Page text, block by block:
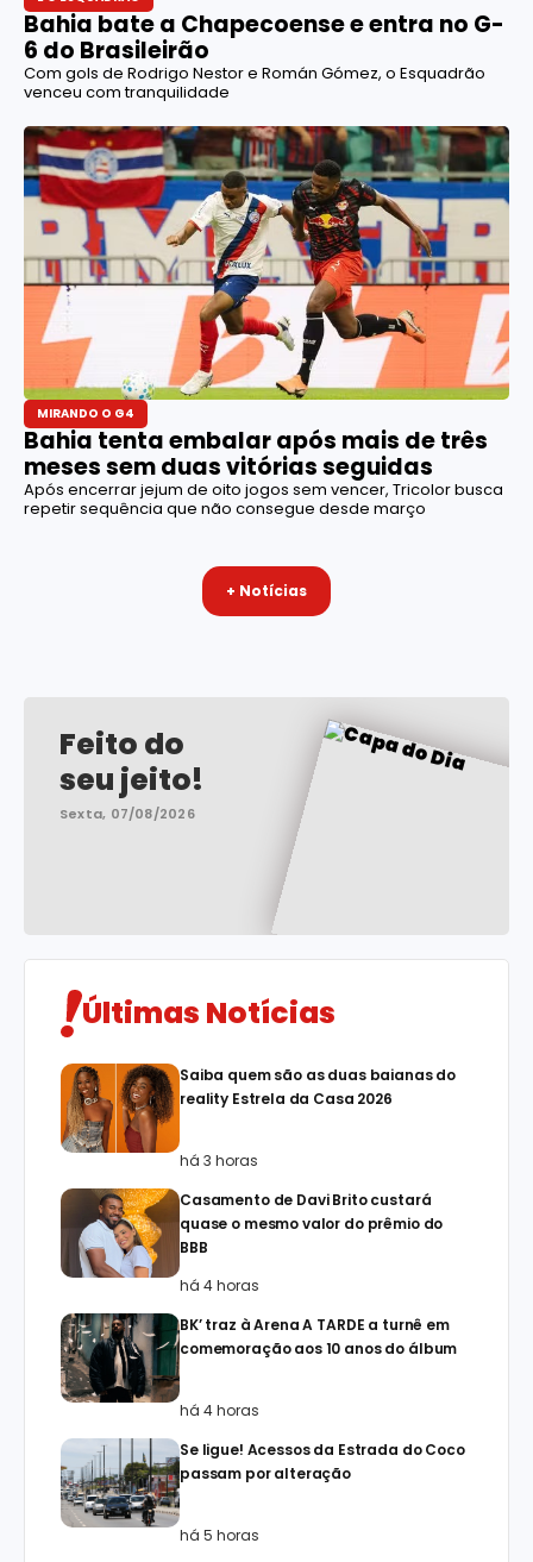
Bahia bate a Chapecoense e entra no G-
6 do Brasileirão
Com gols de Rodrigo Nestor e Román Gómez, o Esquadrão
venceu com tranquilidade
MIRANDO O G4
Bahia tenta embalar após mais de três
meses sem duas vitórias seguidas
Após encerrar jejum de oito jogos sem vencer, Tricolor busca
repetir sequência que não consegue desde março
+ Notícias
Feito do
seu jeito!
Sexta, 07/08/2026
Últimas Notícias
Saiba quem são as duas baianas do
reality Estrela da Casa 2026
há 3 horas
Casamento de Davi Brito custará
quase o mesmo valor do prêmio do
BBB
há 4 horas
BK’ traz à Arena A TARDE a turnê em
comemoração aos 10 anos do álbum
há 4 horas
Se ligue! Acessos da Estrada do Coco
passam por alteração
há 5 horas